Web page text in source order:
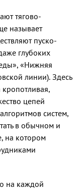
тягово-
называет
пуско-
глубоких
«Нижняя
линии). Здесь
цепей
систем,
в обычном и
на котором
на каждой